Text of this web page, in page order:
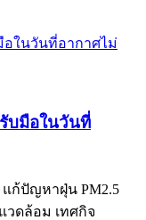
บมือในวันที่
ก้ปัญหาฝุ่น PM2.5
ดล้อม เทศกิจ